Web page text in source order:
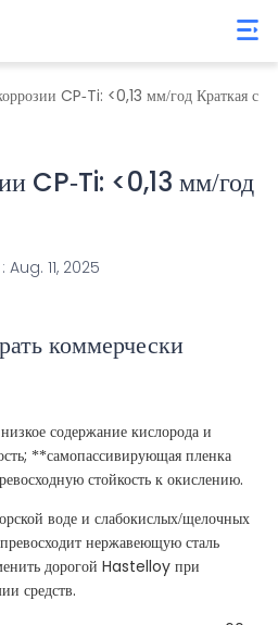
CP-Ti: <0,13 мм/год Краткая
CP-Ti: <0,13 мм/год
Aug. 11, 2025
коммерчески
содержание кислорода и
**самопассивирующая пленка
стойкость к окислению.
воде и слабокислых/щелочных
нержавеющую сталь
дорогой Hastelloy при
средств.